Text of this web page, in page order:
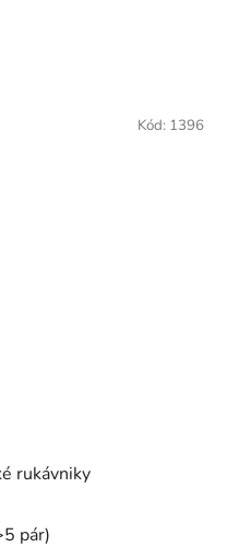
rukávniky
pár)
Kód: 1396